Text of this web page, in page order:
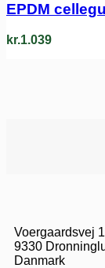
EPDM
kr.1.039
Voergaardsvej
9330
Danmark